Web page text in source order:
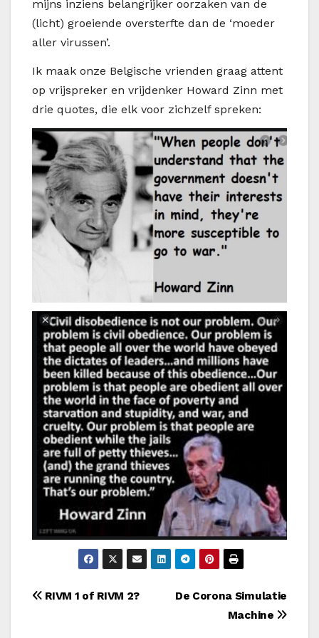
mijns inziens belangrijker oorzaken van de
(licht) groeiende oversterfte dan de ‘moeder
aller virussen’.
Ik maak onze Belgische vrienden graag attent
op vrijspreker en vrijdenker Howard Zinn met
drie quotes, die elk voor zichzelf spreken:
Bericht
De Corona Simulatie
Machine
RIVM 1 of RIVM 2?